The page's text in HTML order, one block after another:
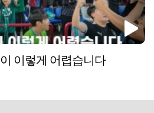
이렇게 어렵습니다